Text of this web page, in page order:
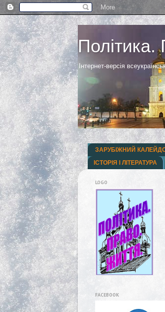
Інтернет-версія
ЗАРУБІЖНИЙ
ІСТОРІЯ І ЛІТЕРАТУРА
LOGO
FACEBOOK